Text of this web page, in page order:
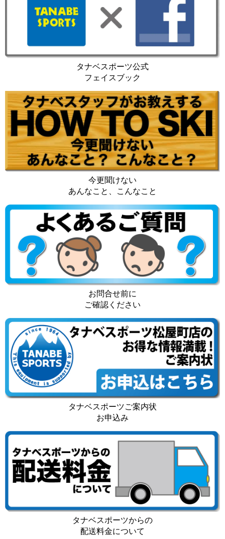
タナベスポーツ公式
フェイスブック
今更聞けない
あんなこと、こんなこと
お問合せ前に
ご確認ください
タナベスポーツご案内状
お申込み
タナベスポーツからの
配送料金について